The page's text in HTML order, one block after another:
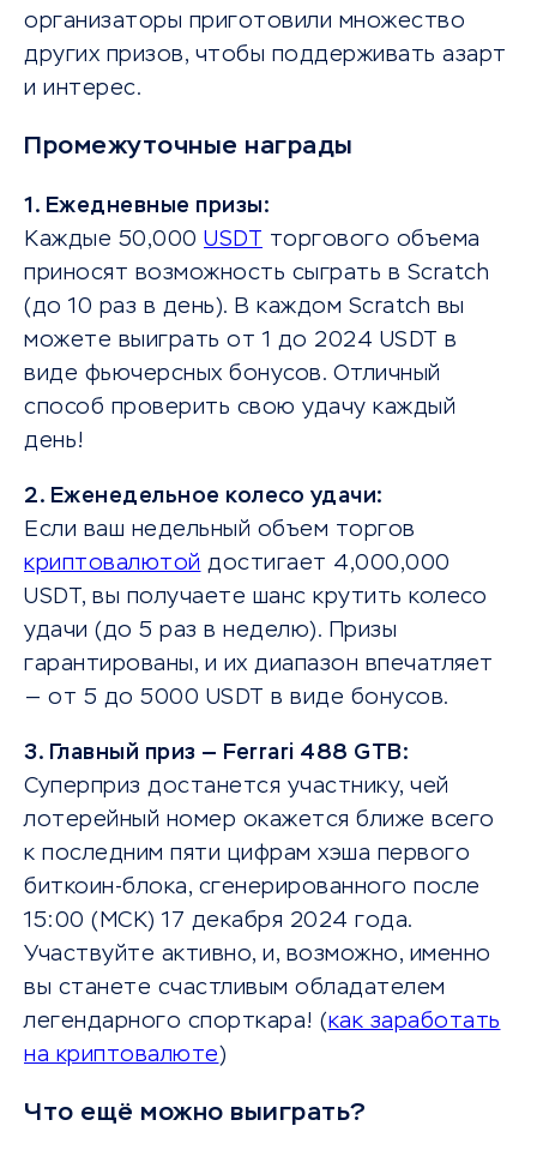
организаторы приготовили множество
других призов, чтобы поддерживать азарт
и интерес.
Промежуточные награды
1. Ежедневные призы:
Каждые 50,000 USDT торгового объема
приносят возможность сыграть в Scratch
(до 10 раз в день). В каждом Scratch вы
можете выиграть от 1 до 2024 USDT в
виде фьючерсных бонусов. Отличный
способ проверить свою удачу каждый
день!
2. Еженедельное колесо удачи:
Если ваш недельный объем торгов
криптовалютой достигает 4,000,000
USDT, вы получаете шанс крутить колесо
удачи (до 5 раз в неделю). Призы
гарантированы, и их диапазон впечатляет
— от 5 до 5000 USDT в виде бонусов.
3. Главный приз — Ferrari 488 GTB:
Суперприз достанется участнику, чей
лотерейный номер окажется ближе всего
к последним пяти цифрам хэша первого
биткоин-блока, сгенерированного после
15:00 (МСК) 17 декабря 2024 года.
Участвуйте активно, и, возможно, именно
вы станете счастливым обладателем
легендарного спорткара! (как заработать
на криптовалюте)
Что ещё можно выиграть?